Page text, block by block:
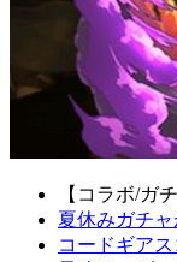
【コラボ/ガ
夏休みガチ
コードギア